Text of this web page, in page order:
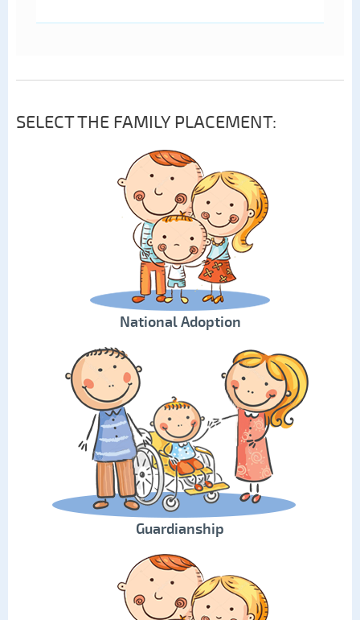
SELECT THE FAMILY PLACEMENT:
National Adoption
Guardianship